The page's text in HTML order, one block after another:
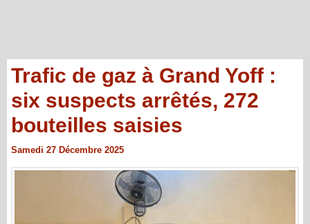
Trafic de gaz à Grand Yoff :
six suspects arrêtés, 272
bouteilles saisies
Samedi 27 Décembre 2025